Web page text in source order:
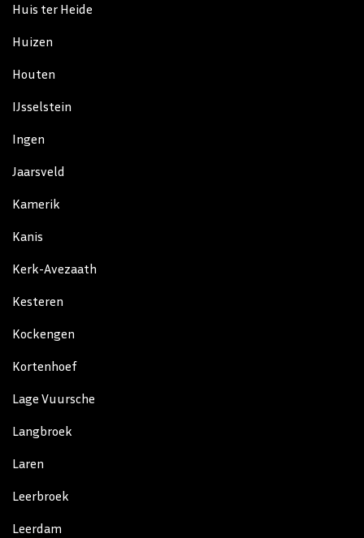
Huis ter Heide
Huizen
Houten
IJsselstein
Ingen
Jaarsveld
Kamerik
Kanis
Kerk-Avezaath
Kesteren
Kockengen
Kortenhoef
Lage Vuursche
Langbroek
Laren
Leerbroek
Leerdam